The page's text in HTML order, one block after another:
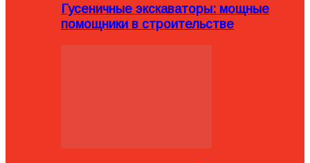
Гусеничные экскаваторы: мощные
помощники в строительстве